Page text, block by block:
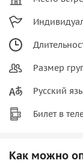
Размер
Русский
Билет в
Как можно